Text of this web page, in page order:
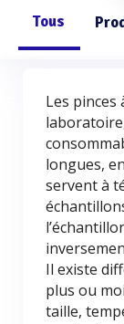
Tous
Les pinces
longues,
servent à
Il existe
plus ou
taille,